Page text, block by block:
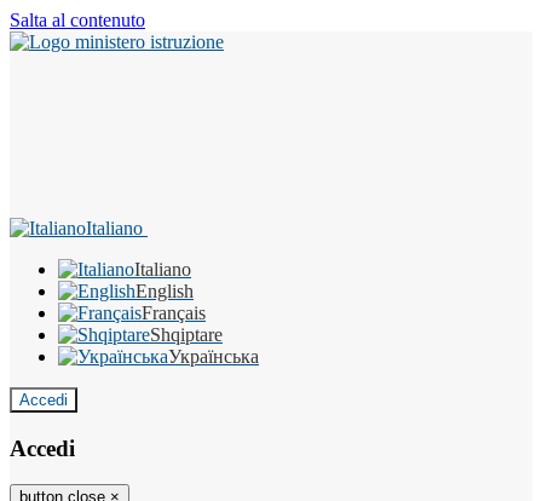
Salta al contenuto
Italiano
Italiano
English
Français
Shqiptare
Українська
Accedi
Accedi
button close ×